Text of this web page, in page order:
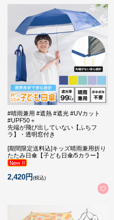
#晴雨兼用 #遮熱 #遮光 #UVカット
#UPF50＋
先端が飛び出していない【ふちフ
ラ】・透明窓付き
[期間限定送料込]キッズ晴雨兼用折り
たたみ日傘【子ども日傘/5カラー】
2,420円(税込)